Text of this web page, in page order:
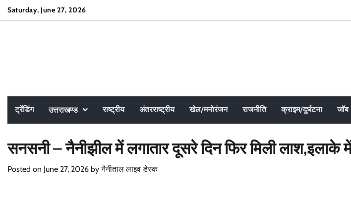
SkipSaturday, June 27, 2026
ट्रेंडिंग उत्तराखण्ड राष्ट्रीय अंतरराष्ट्रीय खेल/मनोरंजन राजनीति क्राइम/दुर्घटना जॉब
सनसनी – नैनीझील में लगातार दूसरे दिन फिर मिली लाश,इलाके
Posted on June 27, 2026 byनैनीताल लाइव डेस्क